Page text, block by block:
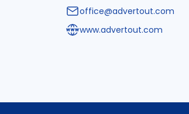
office@advertout.com
www.advertout.com